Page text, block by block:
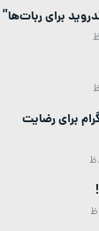
برای ربات‌ها”
برای رضایت